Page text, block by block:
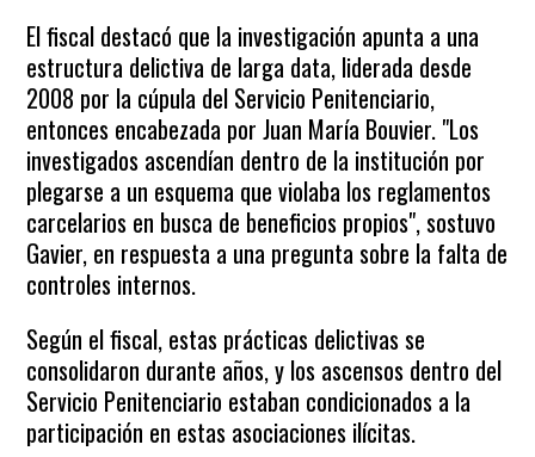
El fiscal destacó que la investigación apunta a una
estructura delictiva de larga data, liderada desde
2008 por la cúpula del Servicio Penitenciario,
entonces encabezada por Juan María Bouvier. "Los
investigados ascendían dentro de la institución por
plegarse a un esquema que violaba los reglamentos
carcelarios en busca de beneficios propios", sostuvo
Gavier, en respuesta a una pregunta sobre la falta de
controles internos.
Según el fiscal, estas prácticas delictivas se
consolidaron durante años, y los ascensos dentro del
Servicio Penitenciario estaban condicionados a la
participación en estas asociaciones ilícitas.